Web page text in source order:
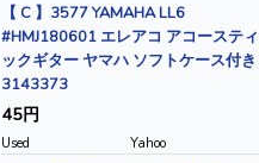
【 C 】3577 YAMAHA LL6
#HMJ180601 エレアコ アコースティ
ックギター ヤマハ ソフトケース付き
3143373
45円
Used Yahoo